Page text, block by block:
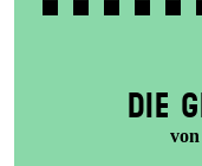
DIE
von